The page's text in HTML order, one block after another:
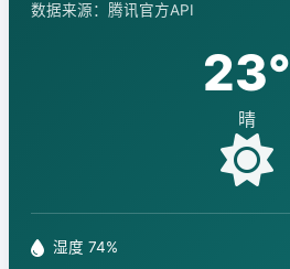
数据来源：腾讯官方API
23°
晴
湿度 74%